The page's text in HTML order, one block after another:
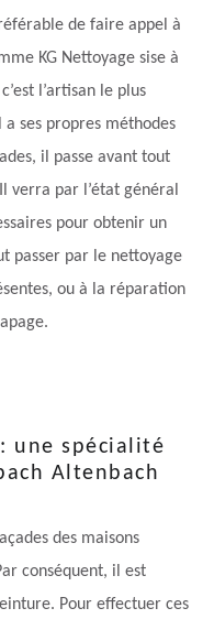
de faire appel à
KG Nettoyage sise à
l’artisan le plus
ses propres méthodes
il passe avant tout
verra par l’état général
pour obtenir un
passer par le nettoyage
ou à la réparation
une spécialité
Altenbach
des maisons
conséquent, il est
Pour effectuer ces